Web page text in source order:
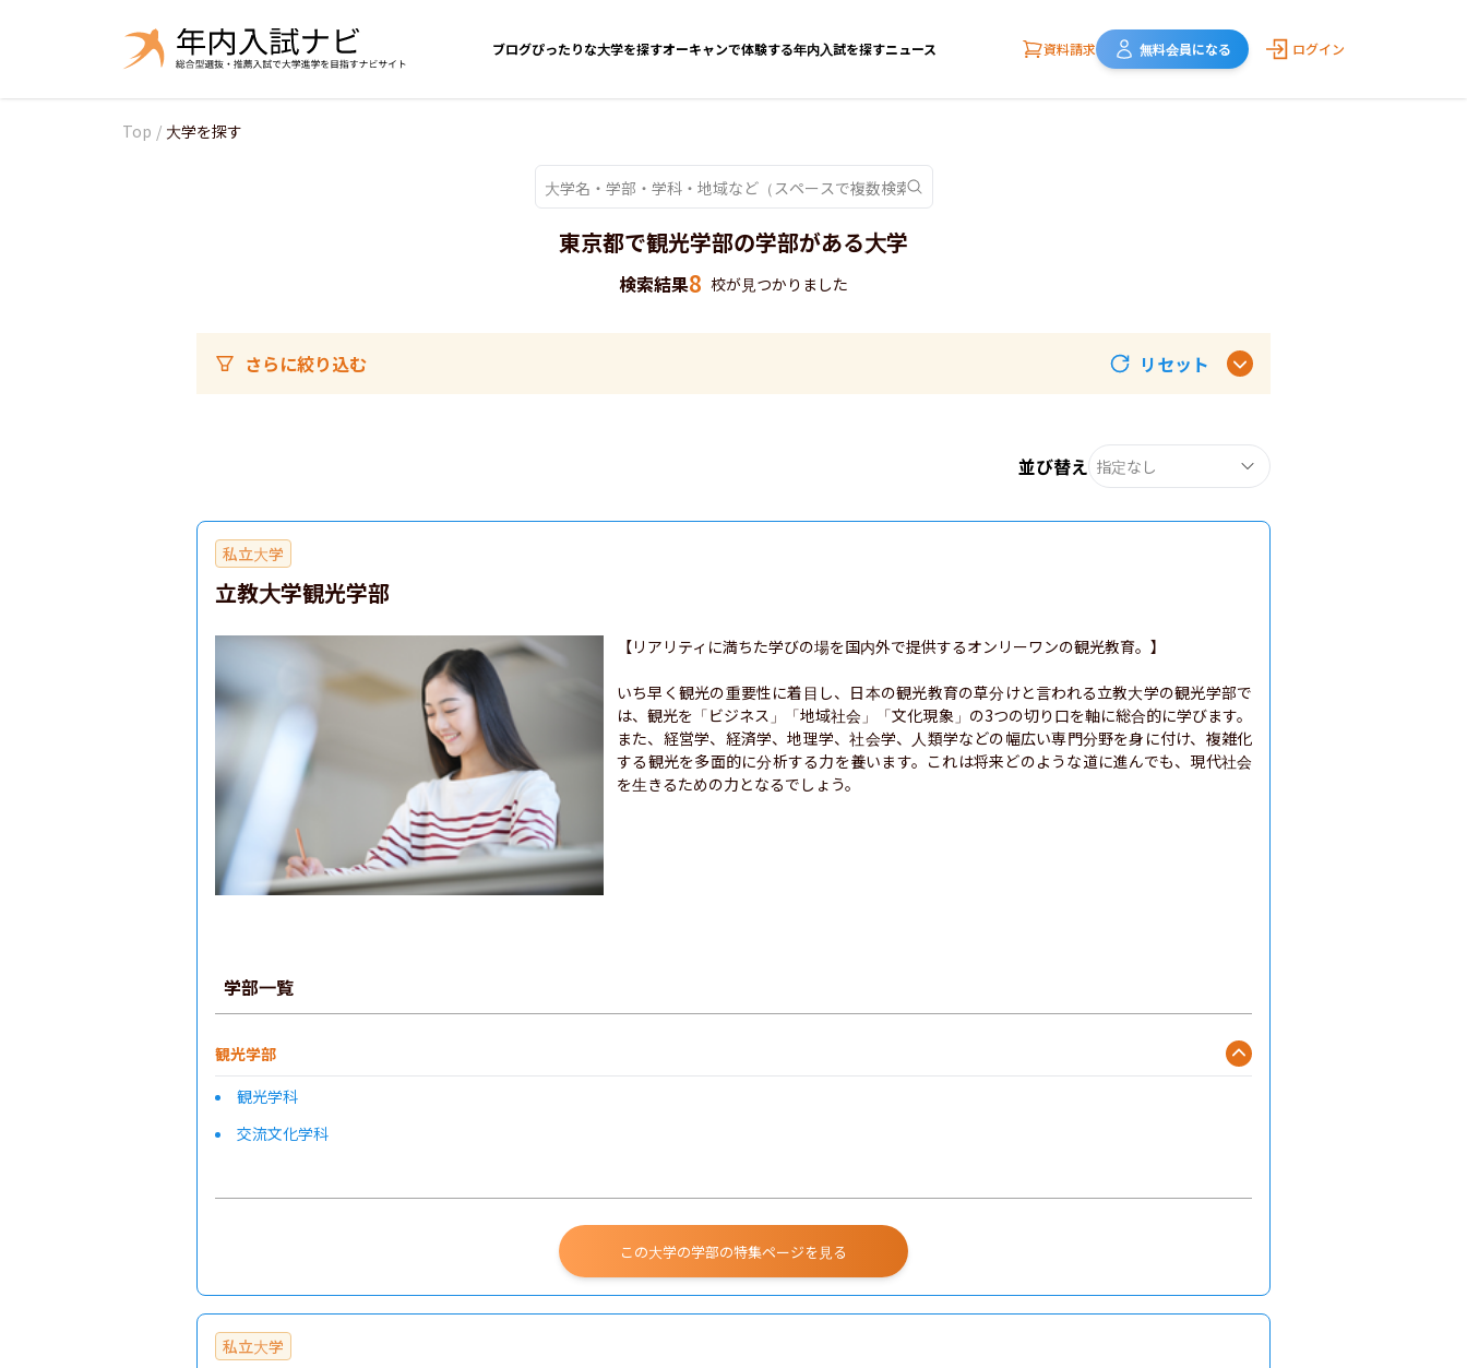
ブログぴったりな大学を探すオーキャンで体験する年内入試を探すニュース 資料請求 無料会員になる ログイン
Top / 大学を探す
東京都で観光学部の学部がある大学
検索結果8 校が見つかりました
さらに絞り込む リセット
並び替え 指定なし
私立大学
立教大学観光学部
【リアリティに満ちた学びの場を国内外で提供するオンリーワンの観光教育。】
いち早く観光の重要性に着目し、日本の観光教育の草分けと言われる立教大学の観光学部で
は、観光を「ビジネス」「地域社会」「文化現象」の3つの切り口を軸に総合的に学びます。
また、経営学、経済学、地理学、社会学、人類学などの幅広い専門分野を身に付け、複雑化
する観光を多面的に分析する力を養います。これは将来どのような道に進んでも、現代社会
を生きるための力となるでしょう。
学部一覧
観光学部
観光学科
交流文化学科
この大学の学部の特集ページを見る
私立大学